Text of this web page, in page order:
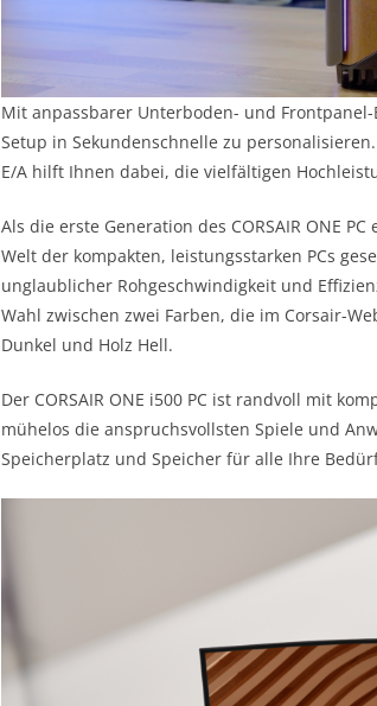
Mit anpassbarer Unterboden- und
Setup in Sekundenschnelle zu
E/A hilft Ihnen dabei, die vielfältigen
Als die erste Generation des CORSAIR ONE
Welt der kompakten, leistungsstarken PCs
unglaublicher Rohgeschwindigkeit und
Wahl zwischen zwei Farben, die im Corsair-
Dunkel und Holz Hell.
Der CORSAIR ONE i500 PC ist randvoll mit
mühelos die anspruchsvollsten Spiele und
Speicherplatz und Speicher für alle Ihre